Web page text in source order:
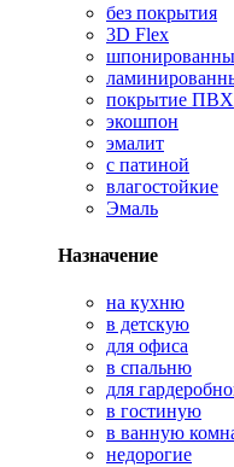
без покрытия
3D Flex
покрытие ПВХ
экошпон
эмалит
с патиной
влагостойкие
Эмаль
Назначение
на кухню
в детскую
для офиса
в спальню
для
в гостиную
в ванную
недорогие